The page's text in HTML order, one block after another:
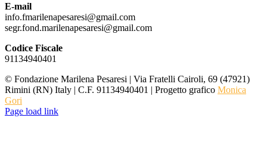
E-mail
info.fmarilenapesaresi@gmail.com
segr.fond.marilenapesaresi@gmail.com
Codice Fiscale
91134940401
© Fondazione Marilena Pesaresi | Via Fratelli Cairoli, 69 (47921)
Rimini (RN) Italy | C.F. 91134940401 | Progetto grafico Monica
Gori
Page load link